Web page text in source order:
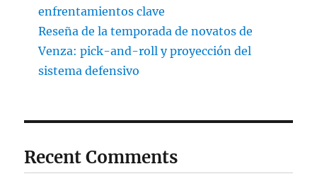
enfrentamientos clave
Reseña de la temporada de novatos de
Venza: pick-and-roll y proyección del
sistema defensivo
Recent Comments